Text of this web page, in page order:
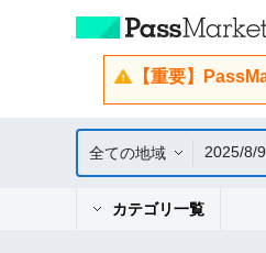
【重要】
全ての地域 2025/8/
カテゴリ一覧